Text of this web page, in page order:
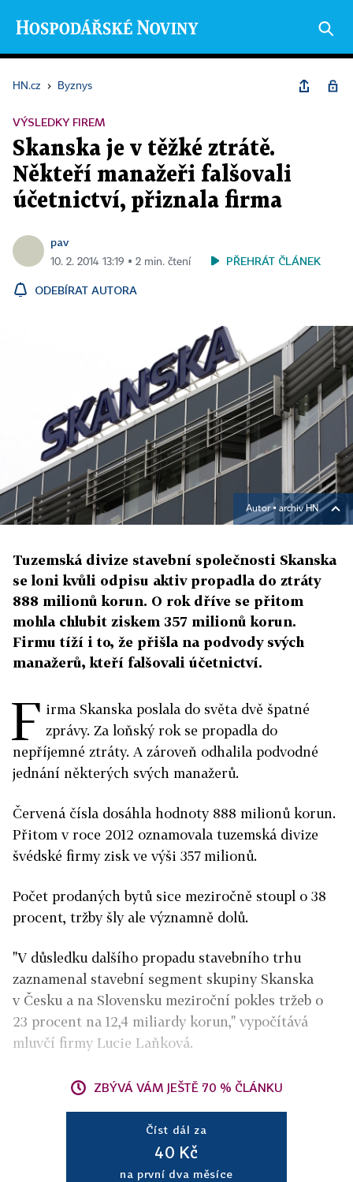
HN.cz › Byznys
VÝSLEDKY FIREM
Skanska je v těžké ztrátě.
Někteří manažeři falšovali
účetnictví, přiznala firma
pav
10. 2. 2014 13:19 ▪ 2 min. čtení PŘEHRÁT ČLÁNEK
ODEBÍRAT AUTORA
Autor ▪ archiv HN
Tuzemská divize stavební společnosti Skanska
se loni kvůli odpisu aktiv propadla do ztráty
888 milionů korun. O rok dříve se přitom
mohla chlubit ziskem 357 milionů korun.
Firmu tíží i to, že přišla na podvody svých
manažerů, kteří falšovali účetnictví.
F irma Skanska poslala do světa dvě špatné
zprávy. Za loňský rok se propadla do
nepříjemné ztráty. A zároveň odhalila podvodné
jednání některých svých manažerů.
Červená čísla dosáhla hodnoty 888 milionů korun.
Přitom v roce 2012 oznamovala tuzemská divize
švédské firmy zisk ve výši 357 milionů.
Počet prodaných bytů sice meziročně stoupl o 38
procent, tržby šly ale významně dolů.
"V důsledku dalšího propadu stavebního trhu
zaznamenal stavební segment skupiny Skanska
v Česku a na Slovensku meziroční pokles tržeb o
23 procent na 12,4 miliardy korun," vypočítává
mluvčí firmy Lucie Laňková.
ZBÝVÁ VÁM JEŠTĚ 70 % ČLÁNKU
Číst dál za
40 Kč
na první dva měsíce